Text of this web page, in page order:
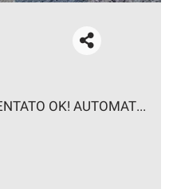
UNICO PROPRIETARIO